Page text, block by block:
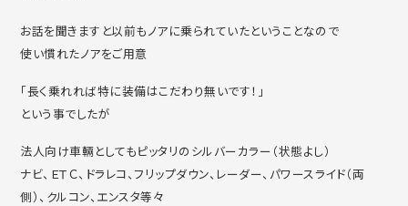
お話を聞きますと以前もノアに乗られていたということなので
使い慣れたノアをご用意
「長く乗れれば特に装備はこだわり無いです！」
という事でしたが
法人向け車輛としてもピッタリのシルバーカラー（状態よし）
ナビ、ＥＴＣ、ドラレコ、フリップダウン、レーダー、パワースライド（両
側）、クルコン、エンスタ等々